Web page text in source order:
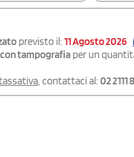
previsto il: 11 Agosto 2026
tampografia per un
, contattaci al: 02 2111